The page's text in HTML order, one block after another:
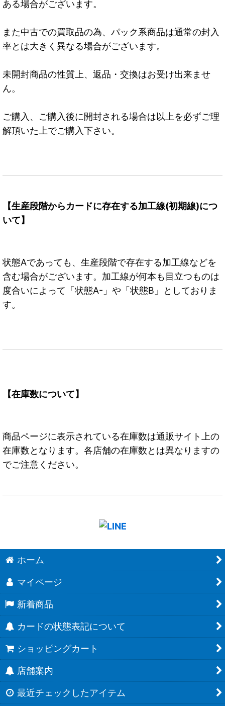
ある場合がございます。
また中古での買取品の為、パック系商品は通常の封入
率とは大きく異なる場合がございます。
未開封商品の性質上、返品・交換はお受け出来ませ
ん。
ご購入、ご購入後に開封される場合は以上を必ずご理
解頂いた上でご購入下さい。
【生産段階からカードに存在する加工線(初期線)につ
いて】
状態Aであっても、生産段階で存在する加工線などを
含む場合がございます。加工線が何本も目立つものは
度合いによって「状態A-」や「状態B」としておりま
す。
【在庫数について】
商品ページに表示されている在庫数は通販サイト上の
在庫数となります。各店舗の在庫数とは異なりますの
でご注意ください。
ホーム
マイページ
新着商品
カードの状態表記について
ショッピングカート
店舗案内
最近チェックしたアイテム